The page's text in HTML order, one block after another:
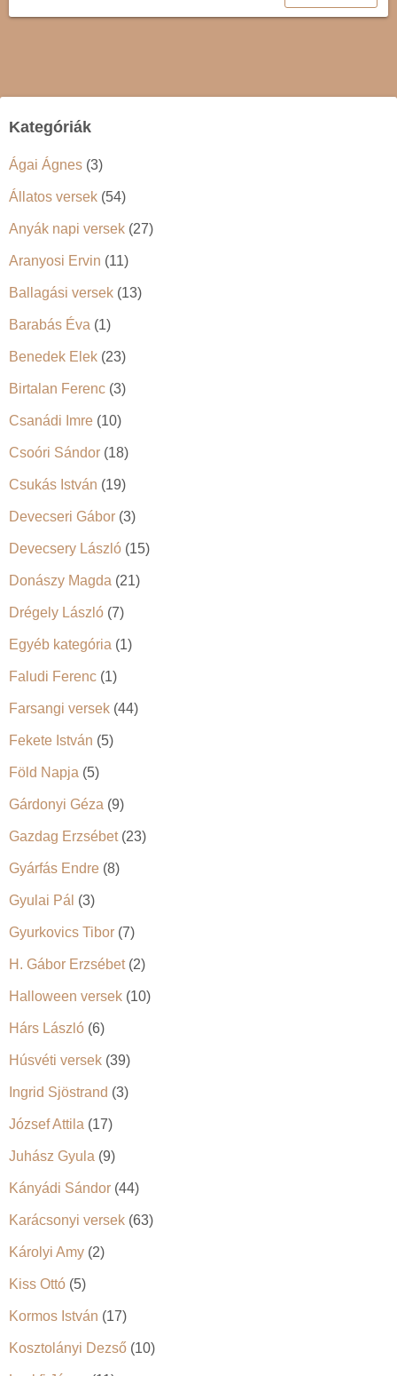
Kategóriák
Ágai Ágnes (3)
Állatos versek (54)
Anyák napi versek (27)
Aranyosi Ervin (11)
Ballagási versek (13)
Barabás Éva (1)
Benedek Elek (23)
Birtalan Ferenc (3)
Csanádi Imre (10)
Csoóri Sándor (18)
Csukás István (19)
Devecseri Gábor (3)
Devecsery László (15)
Donászy Magda (21)
Drégely László (7)
Egyéb kategória (1)
Faludi Ferenc (1)
Farsangi versek (44)
Fekete István (5)
Föld Napja (5)
Gárdonyi Géza (9)
Gazdag Erzsébet(23)
Gyárfás Endre (8)
Gyulai Pál (3)
Gyurkovics Tibor (7)
H. Gábor Erzsébet(2)
Halloween versek (10)
Hárs László (6)
Húsvéti versek (39)
Ingrid Sjöstrand (3)
József Attila (17)
Juhász Gyula (9)
Kányádi Sándor (44)
Karácsonyi versek (63)
Károlyi Amy (2)
Kiss Ottó (5)
Kormos István (17)
Kosztolányi Dezső (10)